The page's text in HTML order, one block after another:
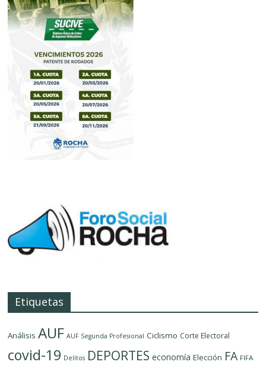
Etiquetas
Análisis AUF AUF Segunda Profesional Ciclismo Corte Electoral
covid-19 Delítos DEPORTES economía Elección FA FIFA